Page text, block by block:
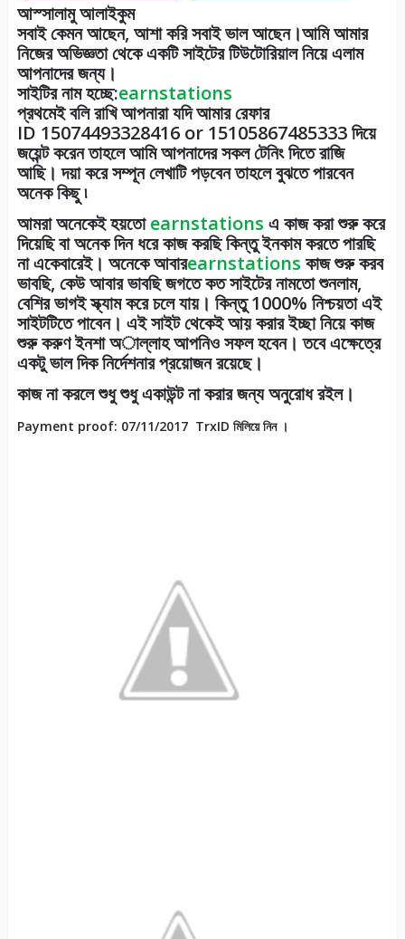
আস্সালামু আলাইকুম
সবাই কেমন আছেন, আশা করি সবাই ভাল আছেন।আমি আমার
নিজের অভিজ্ঞতা থেকে একটি সাইটের টিউটোরিয়াল নিয়ে এলাম
আপনাদের জন্য।
সাইটির নাম হচ্ছে:earnstations
প্রথমেই বলি রাখি আপনারা যদি আমার রেফার
ID 15074493328416 or 15105867485333দিয়ে
জয়েন্ট করেন তাহলে আমি আপনাদের সকল টেনিং দিতে রাজি
আছি। দয়া করে সম্পূন লেখাটি পড়বেন তাহলে বুঝতে পারবেন
অনেক কিছু ৷
আমরা অনেকেই হয়তোearnstations এ কাজ করা শুরু করে
দিয়েছি বা অনেক দিন ধরে কাজ করছি কিন্তু ইনকাম করতে পারছি
না একেবারেই। অনেকে আবারearnstations কাজ শুরু করব
ভাবছি, কেউ আবার ভাবছি জগতে কত সাইটের নামতো শুনলাম,
বেশির ভাগই স্ক্যাম করে চলে যায়। কিন্তু 1000% নিশ্চয়তা এই
সাইটটিতে পাবেন। এই সাইট থেকেই আয় করার ইচ্ছা নিয়ে কাজ
শুরু করুণ ইনশা অাল্লাহ আপনিও সফল হবেন। তবে এক্ষেত্রে
একটু ভাল দিক নির্দেশনার প্রয়োজন রয়েছে।
কাজ না করলে শুধু শুধু একাউন্ট না করার জন্য অনুরোধ রইল।
Payment proof: 07/11/2017 TrxID মিলিয়ে নিন ।